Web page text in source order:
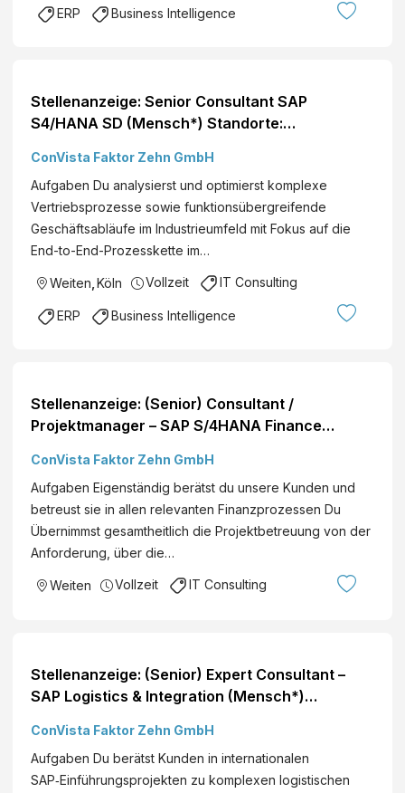
ERP Business Intelligence
Stellenanzeige: Senior Consultant SAP
S4/HANA SD (Mensch*) Standorte:
ConVista Faktor Zehn GmbH
Aufgaben Du analysierst und optimierst komplexe
Vertriebsprozesse sowie funktionsübergreifende
Geschäftsabläufe im Industrieumfeld mit Fokus auf die
End-to-End-Prozesskette im…
Weiten Köln Vollzeit IT Consulting
ERP Business Intelligence
Stellenanzeige: (Senior) Consultant /
Projektmanager – SAP S/4HANA Finance
ConVista Faktor Zehn GmbH
Aufgaben Eigenständig berätst du unsere Kunden und
betreust sie in allen relevanten Finanzprozessen Du
Übernimmst gesamtheitlich die Projektbetreuung von der
Anforderung, über die…
Weiten Vollzeit IT Consulting
Stellenanzeige: (Senior) Expert Consultant –
SAP Logistics & Integration (Mensch*)
ConVista Faktor Zehn GmbH
Aufgaben Du berätst Kunden in internationalen
SAP‑Einführungsprojekten zu komplexen logistischen